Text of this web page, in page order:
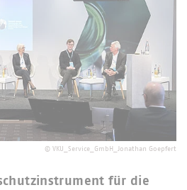
© VKU_Service_GmbH_Jonathan Goepfert
für die